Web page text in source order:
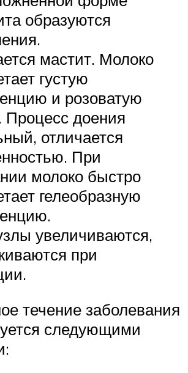
образуются
мастит. Молоко
густую
и розоватую
Процесс доения
отличается
При
молоко быстро
гелеобразную
увеличиваются,
при
течение заболевания
следующими